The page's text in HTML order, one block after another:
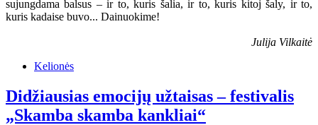
sujungdama balsus – ir to, kuris šalia, ir to, kuris kitoj šaly, ir to,
kuris kadaise buvo... Dainuokime!
Julija Vilkaitė
Kelionės
Didžiausias emocijų užtaisas – festivalis
„Skamba skamba kankliai“